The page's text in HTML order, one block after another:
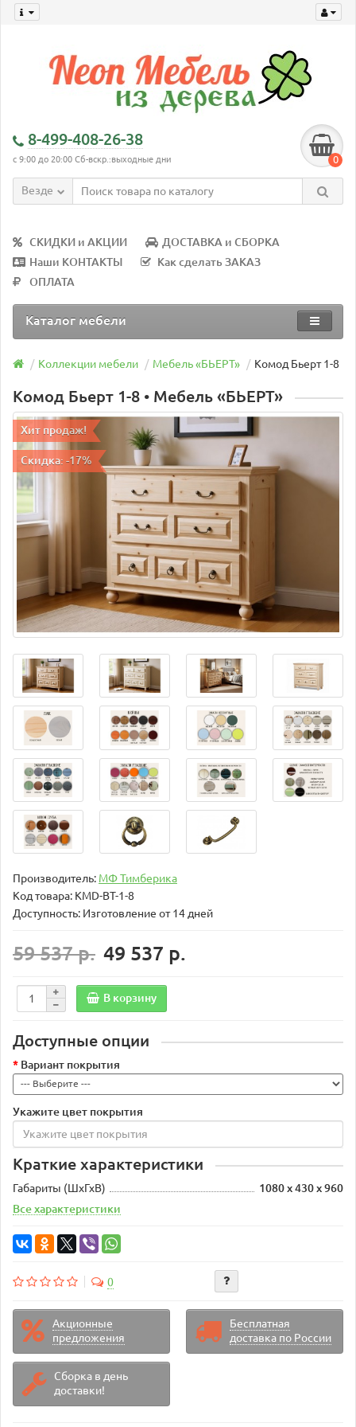
8-499-408-26-38
с 9:00 до 20:00 Сб-вскр.:выходные дни 0
Везде
СКИДКИ и АКЦИИ
ДОСТАВКА и СБОРКА
Наши КОНТАКТЫ
Как сделать ЗАКАЗ
ОПЛАТА
Каталог мебели
Коллекции мебели Мебель «БЬEРТ» Комод Бьерт 1-8
Комод Бьерт 1-8 • Мебель «БЬEРТ»
Хит продаж!
Скидка: -17%
Производитель: МФ Тимберика
Код товара: KMD-BT-1-8
Доступность: Изготовление от 14 дней
59 537 р. 49 537 р.
В корзину
Доступные опции
Вариант покрытия
Укажите цвет покрытия
Краткие характеристики
Габариты (ШхГхВ)
1080 х 430 х 960
Все характеристики
0
Акционные
предложения
Бесплатная
доставка по России
Сборка в день
доставки!